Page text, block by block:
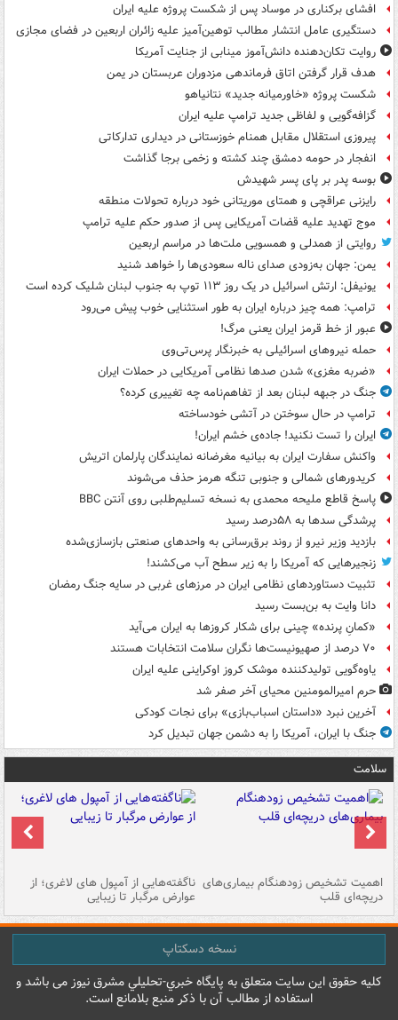
افشای برکناری در موساد پس از شکست پروژه علیه ایران
دستگیری عامل انتشار مطالب توهین‌آمیز علیه زائران اربعین در فضای مجازی
روایت تکان‌دهنده دانش‌آموز مینابی از جنایت آمریکا
هدف قرار گرفتن اتاق‌ فرماندهی مزدوران عربستان در یمن
شکست پروژه «خاورمیانه جدید» نتانیاهو
گزافه‌گویی و لفاظی جدید ترامپ علیه ایران
پیروزی استقلال مقابل همنام خوزستانی در دیداری تدارکاتی
انفجار در حومه دمشق چند کشته و زخمی برجا گذاشت
بوسه‌ پدر بر پای پسر شهیدش
رایزنی عراقچی و همتای موریتانی خود درباره تحولات منطقه
موج تهدید علیه قضات آمریکایی پس از صدور حکم علیه ترامپ
روایتی از همدلی و همسویی ملت‌ها در مراسم اربعین
یمن: جهان به‌زودی صدای ناله سعودی‌ها را خواهد شنید
یونیفل: ارتش اسرائیل در یک روز ۱۱۳ توپ به جنوب لبنان شلیک کرده است
ترامپ: همه چیز درباره ایران به طور استثنایی خوب پیش می‌رود
عبور از خط قرمز ایران یعنی مرگ!
حمله نیروهای اسرائیلی به خبرنگار پرس‌تی‌وی
«ضربه مغزی» شدن صدها نظامی آمریکایی در حملات ایران
جنگ در جبهه لبنان بعد از تفاهم‌نامه چه تغییری کرده؟
ترامپ در حال سوختن در آتشی خودساخته
ایران را تست نکنید! جاده‌ی خشم ایران!
واکنش سفارت ایران به بیانیه مغرضانه نمایندگان پارلمان اتریش
کریدورهای شمالی و جنوبی تنگه هرمز حذف می‌شوند
پاسخ قاطع ملیحه محمدی به نسخه تسلیم‌طلبی روی آنتن BBC
پرشدگی سدها به ۵۸درصد رسید
بازدید وزیر نیرو از روند برق‌رسانی به واحدهای صنعتی بازسازی‌شده
زنجیرهایی که آمریکا را به زیر سطح آب می‌کشند!
تثبیت دستاوردهای نظامی ایران در مرزهای غربی در سایه جنگ رمضان
دانا وایت به بن‌بست رسید
«کمانِ پرنده» چینی برای شکار کروزها به ایران می‌آید
۷۰ درصد از صهیونیست‌ها نگران سلامت انتخابات هستند
یاوه‌گویی تولیدکننده موشک کروز اوکراینی علیه ایران
حرم امیرالمومنین محیای آخر صفر شد
آخرین نبرد «داستان اسباب‌بازی» برای نجات کودکی
جنگ با ایران، آمریکا را به دشمن جهان تبدیل کرد
سلامت
اهمیت تشخیص زودهنگام بیماری‌های
دریچه‌ای قلب
ناگفته‌هایی از آمپول های لاغری؛ از
عوارض مرگبار تا زیبایی
نسخه دسکتاپ
کليه حقوق اين سايت متعلق به پایگاه خبري-تحليلي مشرق نيوز می باشد و
استفاده از مطالب آن با ذکر منبع بلامانع است.